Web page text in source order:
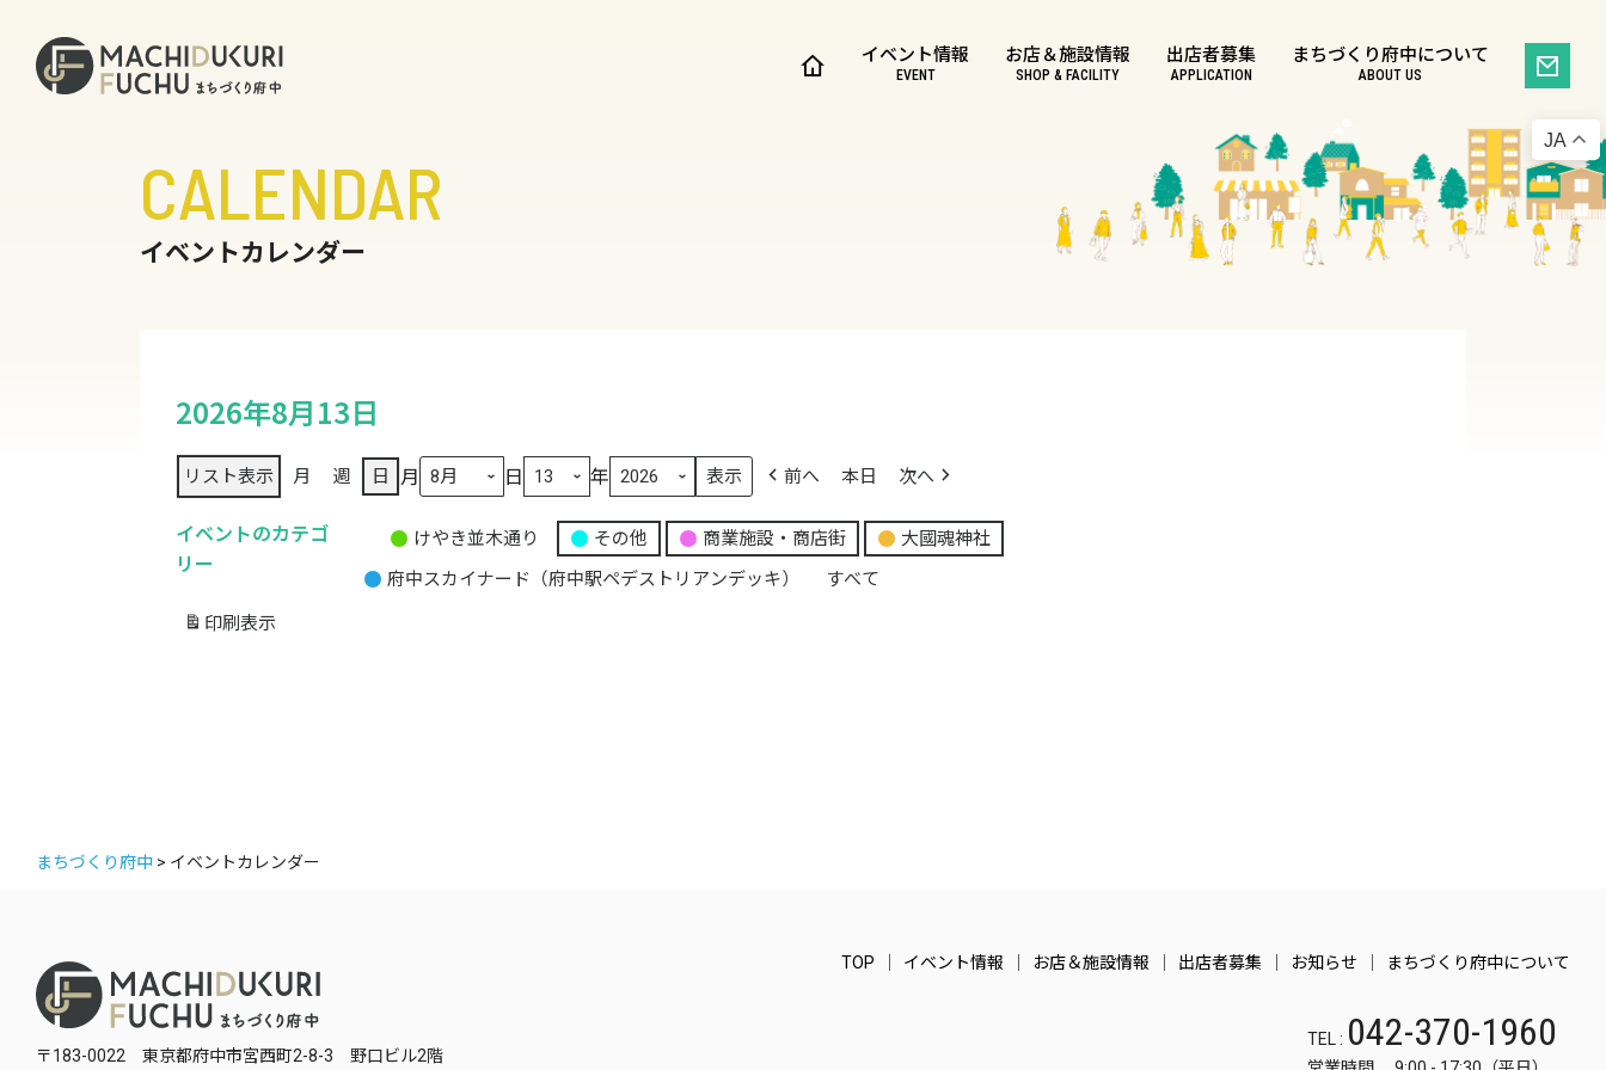
イベント情報
EVENT
お店＆施設情報
SHOP & FACILITY
出店者募集
APPLICATION
まちづくり府中について
ABOUT US
CALENDAR
イベントカレンダー
2026年8月13日
リスト表示 月 週 日 月 日 年 前へ 本日 次へ
イベントのカテゴ
リー
題
けやき並木通り その他 商業施設・商店街
大國魂神社
府中スカイナード（府中駅ペデストリアンデッキ）
すべて
印刷 表示
まちづくり府中 > イベントカレンダー
〒183-0022 東京都府中市宮西町2-8-3 野口ビル2階
TOP イベント情報 お店＆施設情報 出店者募集 お知らせ まちづくり府中について
TEL : 042-370-1960
JA